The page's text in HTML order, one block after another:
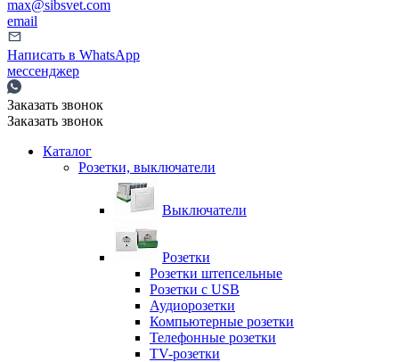
max@sibsvet.com
email
Написать в WhatsApp
мессенджер
Заказать звонок
Заказать звонок
Каталог
Розетки, выключатели
Выключатели
Розетки
Розетки штепсельные
Розетки с USB
Аудиорозетки
Компьютерные розетки
Телефонные розетки
TV-розетки